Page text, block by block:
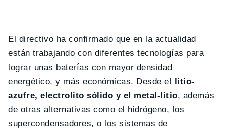
El directivo ha confirmado que en la actualidad
están trabajando con diferentes tecnologías para
lograr unas baterías con mayor densidad
energético, y más económicas. Desde el litio-
azufre, electrolito sólido y el metal-litio, además
de otras alternativas como el hidrógeno, los
supercondensadores, o los sistemas de